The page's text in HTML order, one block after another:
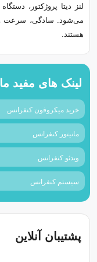
لنز دیتا پروژکتور،
می‌شود. سادگی، سرعت و
هستند.
لینک های مفید ما
خرید میکروفون کنفرانس
مانیتور کنفرانس
ویدئو کنفرانس
سیستم کنفرانس
پشتیبان آنلاین